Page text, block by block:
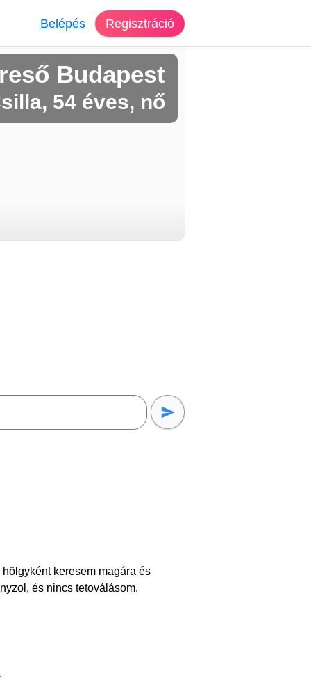
Belépés Regisztráció
Budapest
54 éves, nő
keresem magára és
és nincs tetoválásom.